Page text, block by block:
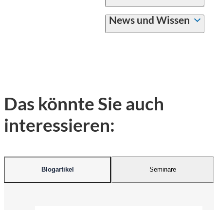
News und Wissen
Das könnte Sie auch
interessieren:
Blogartikel Seminare